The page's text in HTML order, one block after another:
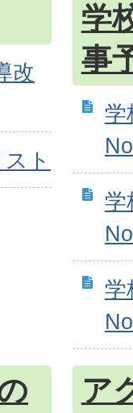
改
ト
学
事
学
学
学
ア